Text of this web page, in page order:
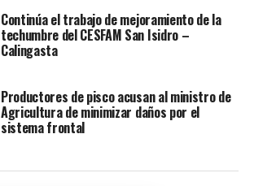
Continúa el trabajo de mejoramiento de la
techumbre del CESFAM San Isidro –
Calingasta
Productores de pisco acusan al ministro de
Agricultura de minimizar daños por el
sistema frontal